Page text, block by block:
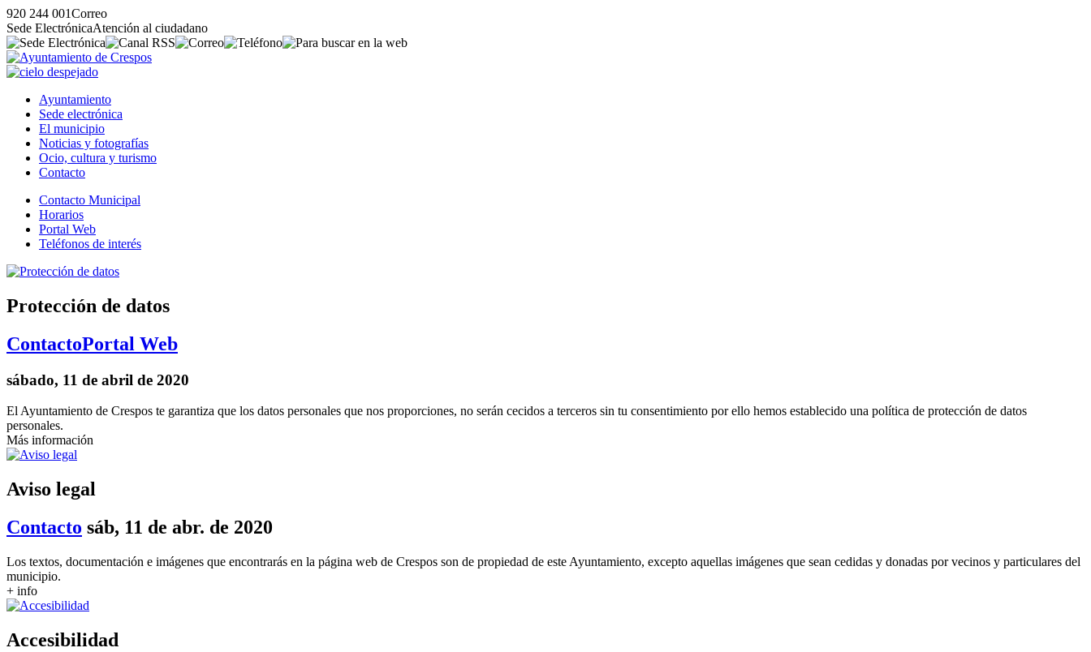
920 244 001Correo
Sede ElectrónicaAtención al ciudadano
Ayuntamiento
Sede electrónica
El municipio
Noticias y fotografías
Ocio, cultura y turismo
Contacto
Contacto Municipal
Horarios
Portal Web
Teléfonos de interés
Protección de datos
ContactoPortal Web
sábado, 11 de abril de 2020
El Ayuntamiento de Crespos te garantiza que los datos personales que nos proporciones, no serán cecidos a terceros sin tu consentimiento por ello hemos establecido una política de protección de datos
personales.
Más información
Aviso legal
Contacto sáb, 11 de abr. de 2020
Los textos, documentación e imágenes que encontrarás en la página web de Crespos son de propiedad de este Ayuntamiento, excepto aquellas imágenes que sean cedidas y donadas por vecinos y particulares del
municipio.
+ info
Accesibilidad